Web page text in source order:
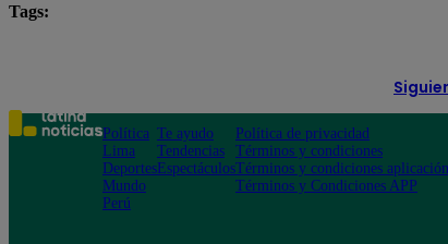
Tags:
Política
Lima
Deportes
Mundo
Perú
Te ayudo
Tendencias
Espectáculos
Política de privacidad
Términos y condiciones
Términos y condiciones aplicación
Términos y Condiciones APP